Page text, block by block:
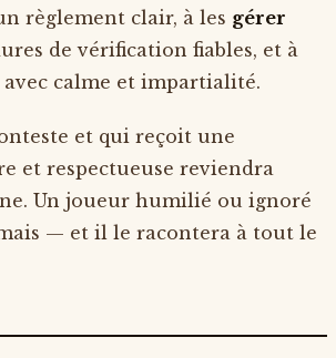
règlement clair, à les gérer
de vérification fiables, et à
avec calme et impartialité.
et qui reçoit une
et respectueuse reviendra
Un joueur humilié ou ignoré
— et il le racontera à tout le